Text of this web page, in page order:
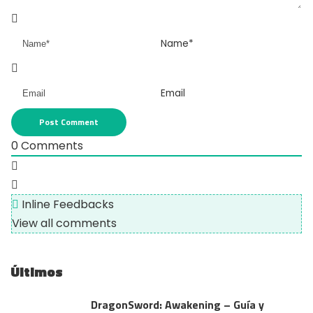
Name*
Email
0Comments
Inline Feedbacks
View all comments
Últimos
DragonSword: Awakening – Guía y